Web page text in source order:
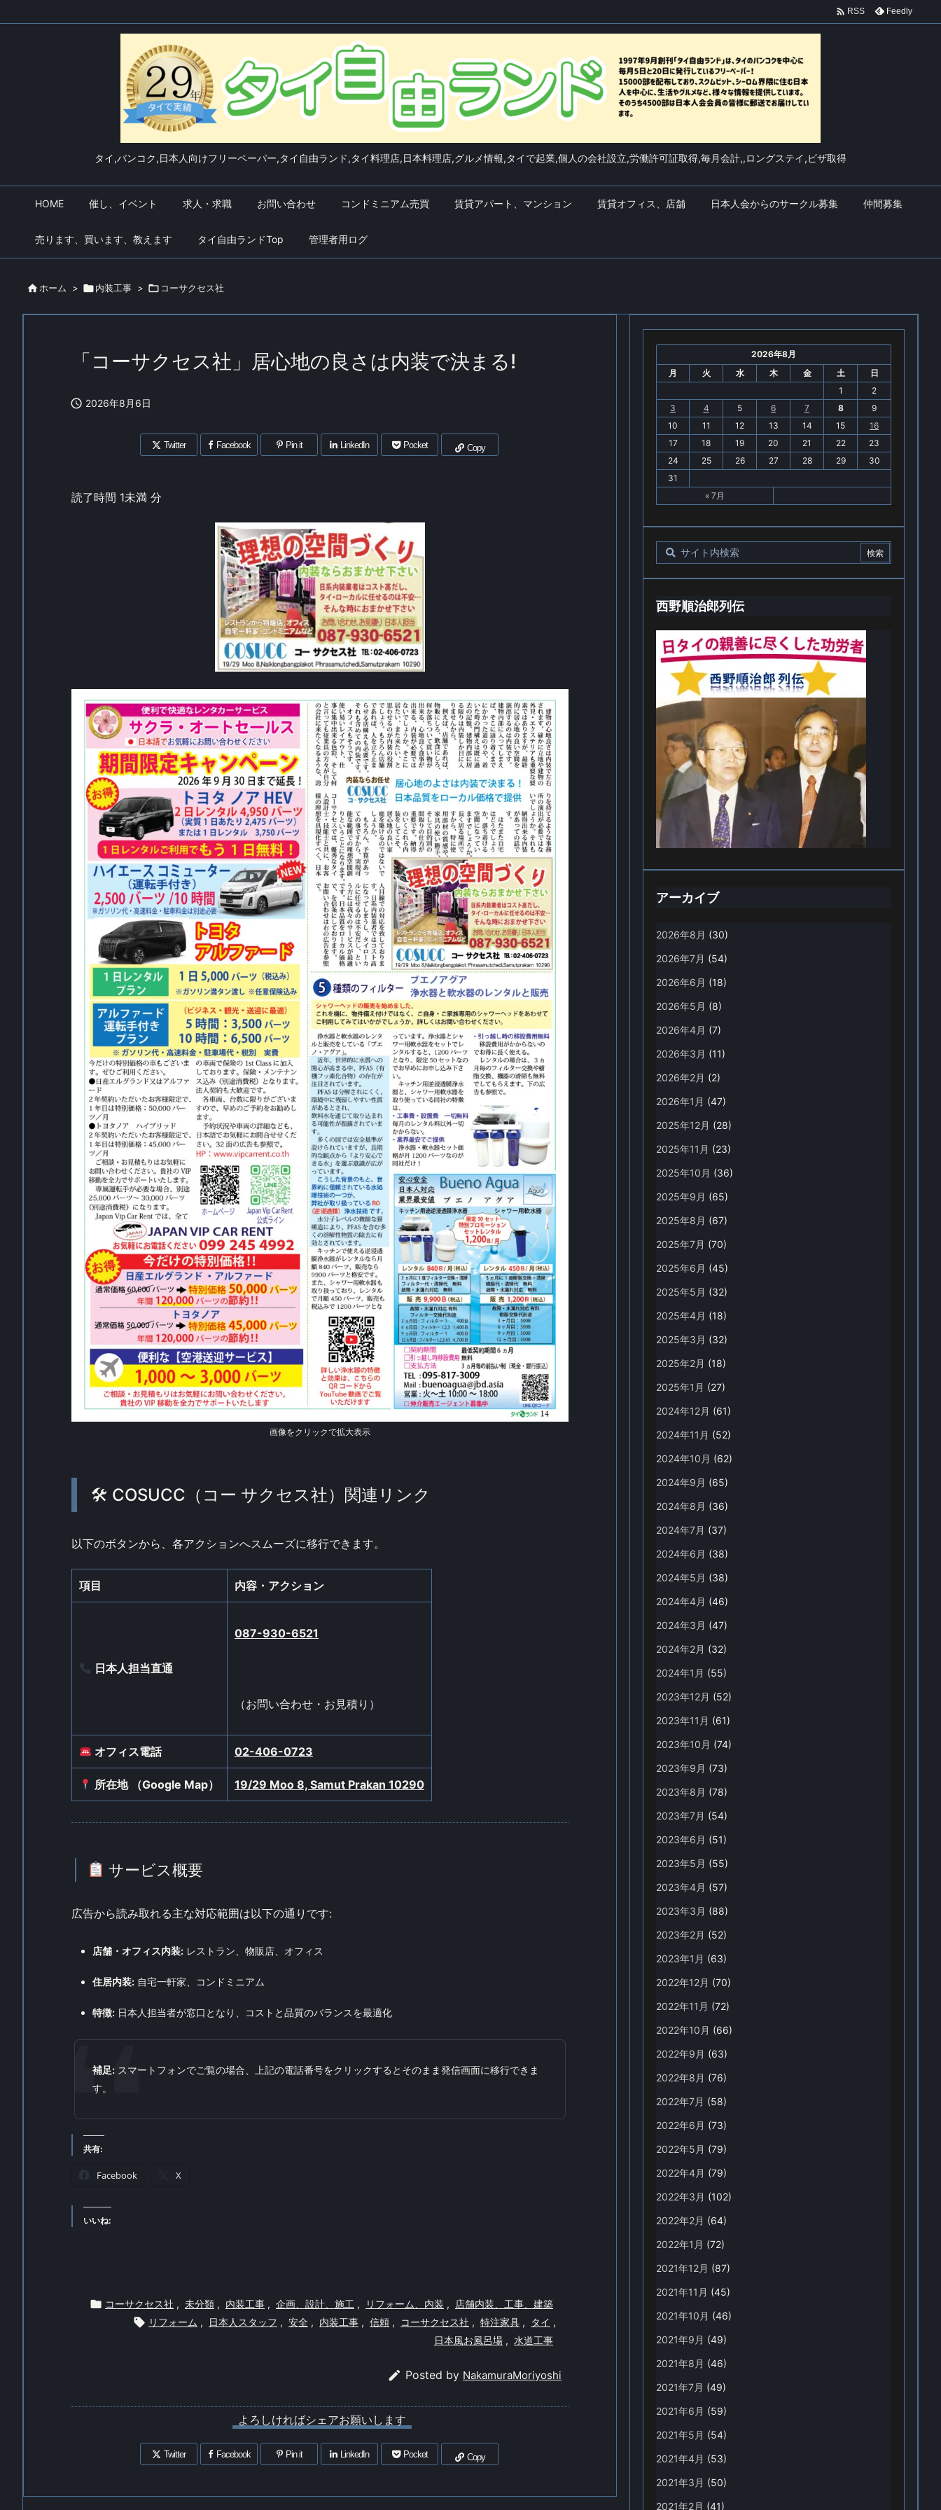
タイ,バンコク,日本人向けフリーペーパー,タイ自由ランド,タイ料理店,日本料理店,グルメ情報,タイで起業,個人の会社設立,労働許可証取得,毎月会計,,ロングステイ,ビザ取得
HOME 催し、イベント 求人・求職 お問い合わせ コンドミニアム売買 賃貸アパート、マンション 賃貸オフィス、店舗 日本人会からのサークル募集 仲間募集
売ります、買います、教えます タイ自由ランドTop 管理者用ログ
 RSS Feedly
 ホーム > 内装工事 >  コーサクセス社
「コーサクセス社」居心地の良さは内装で決まる!
 2026年8月6日
Twitter Facebook Pin it LinkedIn Pocket Copy
読了時間 1未満 分
画像をクリックで拡大表示
🛠 COSUCC（コー サクセス社）関連リンク
以下のボタンから、各アクションへスムーズに移行できます。
項目 内容・アクション
日本人担当直通
087-930-6521
（お問い合わせ・お見積り）
オフィス電話 02-406-0723
所在地 （Google Map） 19/29 Moo 8, Samut Prakan 10290
サービス概要
広告から読み取れる主な対応範囲は以下の通りです:
店舗・オフィス内装: レストラン、物販店、オフィス
住居内装: 自宅一軒家、コンドミニアム
特徴: 日本人担当者が窓口となり、コストと品質のバランスを最適化
補足: スマートフォンでご覧の場合、上記の電話番号をクリックするとそのまま発信画面に移行できま
す。
共有:
Facebook X
いいね:
 コーサクセス社 , 未分類 , 内装工事 , 企画、設計、施工 , リフォーム、内装 , 店舗内装、工事、建築
 リフォーム , 日本人スタッフ , 安全 , 内装工事 , 信頼 , コーサクセス社 , 特注家具 , タイ ,
日本風お風呂場 , 水道工事
 Posted by NakamuraMoriyoshi
よろしければシェアお願いします
Twitter Facebook Pin it LinkedIn Pocket Copy
2026年8月
月
火 水 木 金 土
日
1
2
3
4 5 6 7 8
9
10
11 12 13 14 15
16
17
18 19 20 21 22
23
24
25 26 27 28 29
30
31
« 7月
西野順治郎列伝
アーカイブ
2026年8月 (30)
2026年7月 (54)
2026年6月 (18)
2026年5月 (8)
2026年4月 (7)
2026年3月 (11)
2026年2月 (2)
2026年1月 (47)
2025年12月 (28)
2025年11月 (23)
2025年10月 (36)
2025年9月 (65)
2025年8月 (67)
2025年7月 (70)
2025年6月 (45)
2025年5月 (32)
2025年4月 (18)
2025年3月 (32)
2025年2月 (18)
2025年1月 (27)
2024年12月 (61)
2024年11月 (52)
2024年10月 (62)
2024年9月 (65)
2024年8月 (36)
2024年7月 (37)
2024年6月 (38)
2024年5月 (38)
2024年4月 (46)
2024年3月 (47)
2024年2月 (32)
2024年1月 (55)
2023年12月 (52)
2023年11月 (61)
2023年10月 (74)
2023年9月 (73)
2023年8月 (78)
2023年7月 (54)
2023年6月 (51)
2023年5月 (55)
2023年4月 (57)
2023年3月 (88)
2023年2月 (52)
2023年1月 (63)
2022年12月 (70)
2022年11月 (72)
2022年10月 (66)
2022年9月 (63)
2022年8月 (76)
2022年7月 (58)
2022年6月 (73)
2022年5月 (79)
2022年4月 (79)
2022年3月 (102)
2022年2月 (64)
2022年1月 (72)
2021年12月 (87)
2021年11月 (45)
2021年10月 (46)
2021年9月 (49)
2021年8月 (46)
2021年7月 (49)
2021年6月 (59)
2021年5月 (54)
2021年4月 (53)
2021年3月 (50)
2021年2月 (41)